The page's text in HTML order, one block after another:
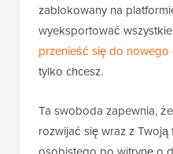
zablokowany na
wyeksportować
przenieść się do
tylko chcesz.
Ta swoboda zapewnia,
rozwijać się wraz z